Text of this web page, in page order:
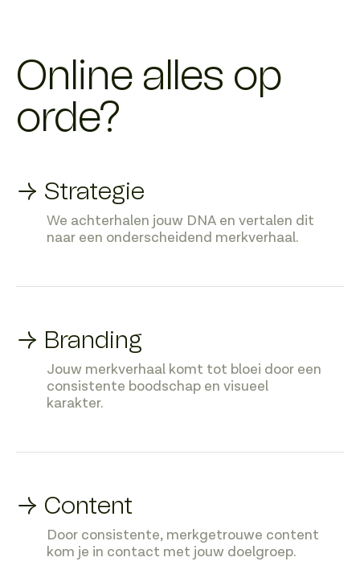
Online alles op
orde?
→ Strategie
We achterhalen jouw DNA en vertalen dit
naar een onderscheidend merkverhaal.
→ Branding
Jouw merkverhaal komt tot bloei door een
consistente boodschap en visueel
karakter.
→ Content
Door consistente, merkgetrouwe content
kom je in contact met jouw doelgroep.